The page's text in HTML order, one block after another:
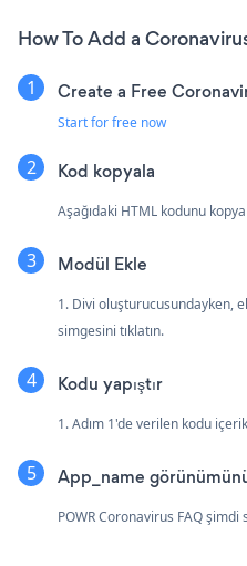
How To Add a
Create a Free
Start for free now
Kod kopyala
Aşağıdaki HTML kodunu
Modül Ekle
1. Divi oluşturucusundayken,
simgesini tıklatın.
Kodu yapıştır
1. Adım 1'de verilen kodu
App_name
POWR Coronavirus FAQ